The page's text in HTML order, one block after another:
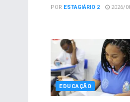
POR ESTAGIÁRIO 2 2026/
EDUCAÇÃO